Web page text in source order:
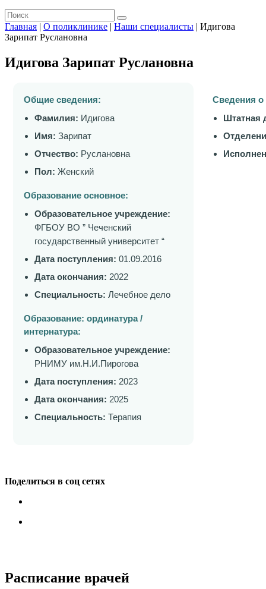
Главная | О поликлинике | Наши специалисты | Идигова
Зарипат Руслановна
Идигова Зарипат Руслановна
Общие сведения:
Фамилия: Идигова
Имя: Зарипат
Отчество: Руслановна
Пол: Женский
Образование основное:
Образовательное учреждение:
ФГБОУ ВО ” Чеченский
государственный университет “
Дата поступления: 01.09.2016
Дата окончания: 2022
Специальность: Лечебное дело
Образование: ординатура /
интернатура:
Образовательное учреждение:
РНИМУ им.Н.И.Пирогова
Дата поступления: 2023
Дата окончания: 2025
Специальность: Терапия
Сведения
Штатная
Поделиться в соц сетях
Расписание врачей